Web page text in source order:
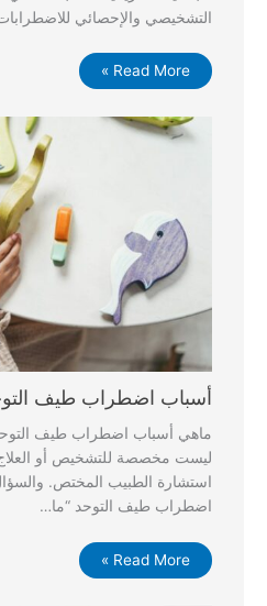
التشخيصي والإحصائي للاضطرابات
Read More »
أسباب اضطراب طيف
ماهي أسباب اضطراب طيف
ليست مخصصة للتشخيص أو
استشارة الطبيب المختص.
اضطراب طيف التوحد “ما…
Read More »